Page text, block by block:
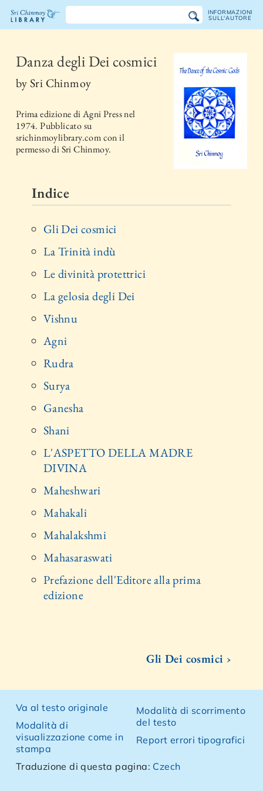
La
libreria
Sri
Chinmoy
INFORMAZIONI
SULL'AUTORE
Danza degli Dei cosmici
bySri Chinmoy
Prima edizione diAgni Pressnel
1974. Pubblicato su
srichinmoylibrary.com con il
permesso di Sri Chinmoy.
Indice
Gli Dei cosmici
La Trinità indù
Le divinità protettrici
La gelosia degli Dei
Vishnu
Agni
Rudra
Surya
Ganesha
Shani
L'ASPETTO DELLA MADRE
DIVINA
Maheshwari
Mahakali
Mahalakshmi
Mahasaraswati
Prefazione dell'Editore alla prima
edizione
Gli Dei cosmici ›
Va al testo originale
Modalità di
visualizzazione come in
stampa
Modalità di scorrimento
del testo
Report errori tipografici
Traduzione di questa pagina: Czech